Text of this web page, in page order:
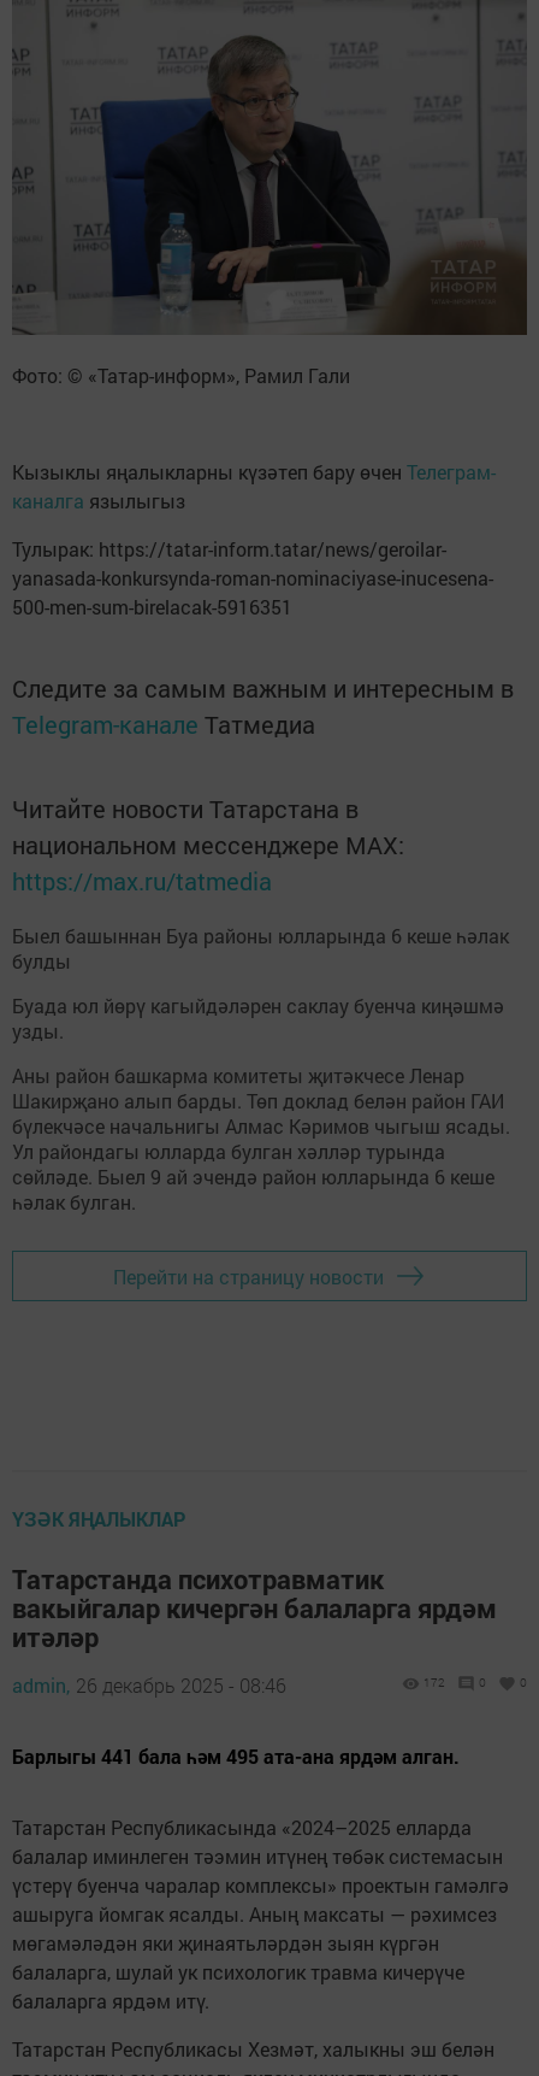
Фото: © «Татар-информ», Рамил Гали
Кызыклы яңалыкларны күзәтеп бару өчен Телеграм-
каналга язылыгыз
Тулырак: https://tatar-inform.tatar/news/geroilar-
yanasada-konkursynda-roman-nominaciyase-inucesena-
500-men-sum-birelacak-5916351
Следите за самым важным и интересным в
Telegram-канале Татмедиа
Читайте новости Татарстана в
национальном мессенджере MАХ:
https://max.ru/tatmedia
Быел башыннан Буа районы юлларында 6 кеше һәлак
булды
Буада юл йөрү кагыйдәләрен саклау буенча киңәшмә
узды.
Аны район башкарма комитеты җитәкчесе Ленар
Шакирҗано алып барды. Төп доклад белән район ГАИ
бүлекчәсе начальнигы Алмас Кәримов чыгыш ясады.
Ул райондагы юлларда булган хәлләр турында
сөйләде. Быел 9 ай эчендә район юлларында 6 кеше
һәлак булган.
Перейти на страницу новости
ҮЗӘК ЯҢАЛЫКЛАР
Татарстанда психотравматик
вакыйгалар кичергән балаларга ярдәм
итәләр
admin, 26 декабрь 2025 - 08:46 172 0 0
Барлыгы 441 бала һәм 495 ата-ана ярдәм алган.
Татарстан Республикасында «2024–2025 елларда
балалар иминлеген тәэмин итүнең төбәк системасын
үстерү буенча чаралар комплексы» проектын гамәлгә
ашыруга йомгак ясалды. Аның максаты — рәхимсез
мөгамәләдән яки җинаятьләрдән зыян күргән
балаларга, шулай ук психологик травма кичерүче
балаларга ярдәм итү.
Татарстан Республикасы Хезмәт, халыкны эш белән